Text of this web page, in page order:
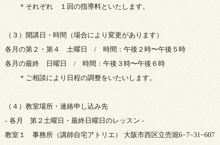
＊それぞれ １回の指導料といたします。
（３）開講日・時間（場合により変更があります）
各月の第２・第４ 土曜日 / 時間：午後２時〜午後５時
各月の最終 日曜日 / 時間：午後３時〜午後６時
＊ご相談により日程の調整をいたいします。
（４）教室場所・連絡申し込み先
- 各月 第２土曜日・最終日曜日のレッスン -
教室１ 事務所（講師自宅アトリエ） 大阪市西区立売堀6−7−31−607